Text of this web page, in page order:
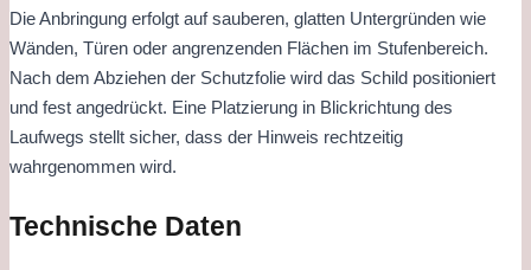
Die Anbringung erfolgt auf sauberen, glatten Untergründen wie
Wänden, Türen oder angrenzenden Flächen im Stufenbereich.
Nach dem Abziehen der Schutzfolie wird das Schild positioniert
und fest angedrückt. Eine Platzierung in Blickrichtung des
Laufwegs stellt sicher, dass der Hinweis rechtzeitig
wahrgenommen wird.
Technische Daten